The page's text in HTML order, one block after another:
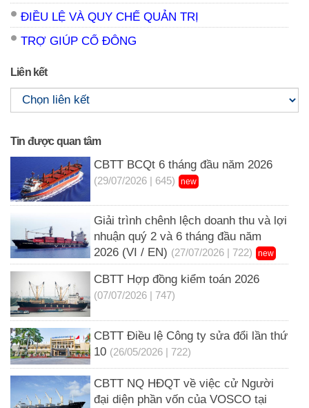
ĐIỀU LỆ VÀ QUY CHẾ QUẢN TRỊ
TRỢ GIÚP CỔ ĐÔNG
Liên kết
Tin được quan tâm
CBTT BCQt 6 tháng đầu năm 2026
(29/07/2026 | 645) new
Giải trình chênh lệch doanh thu và lợi
nhuận quý 2 và 6 tháng đầu năm
2026 (VI / EN) (27/07/2026 | 722) new
CBTT Hợp đồng kiểm toán 2026
(07/07/2026 | 747)
CBTT Điều lệ Công ty sửa đổi lần thứ
10 (26/05/2026 | 722)
CBTT NQ HĐQT về việc cử Người
đại diện phần vốn của VOSCO tại